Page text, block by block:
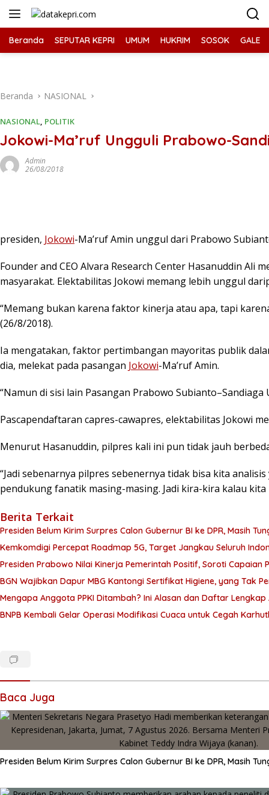
Langsung
Beranda SEPUTAR KEPRI UMUM HUKRIM SOSOK
Beranda NASIONAL
NASIONAL, POLITIK
Jokowi-Ma’ruf Ungguli Prabowo-
Admin
26/08/2018
presiden, Jokowi-Ma’ruf Amin unggul dari Prabowo
Founder and CEO Alvara Research Center Hasanuddin
masyarakat. Elektabilitas Jokowi memang lebih unggul
“Memang bukan karena faktor kinerja atau apa, tapi
(26/8/2018).
Ia mengatakan, faktor pertimbangan mayoritas publik
dia, melekat pada pasangan Jokowi-Ma’ruf Amin.
“Namun di sisi lain Pasangan Prabowo
Pascapendaftaran capres-cawapres, elektabilitas Jokowi
Menurut Hasanuddin, pilpres kali ini pun tidak jauh
“Jadi sebenarnya pilpres sebenernya tidak bisa kita
pendukung fanatik masing-masing. Jadi kira-kira kalau
Berita Terkait
Presiden Belum Kirim Surpres Calon Gubernur BI ke DPR, Masih
Kemkomdigi Percepat Roadmap 5G, Target Jangkau Seluruh
Presiden Prabowo Nilai Kinerja Pemerintah Positif, Soroti
BGN Wajibkan Dapur MBG Kantongi Sertifikat Higiene, yang Tak
Mengapa Anggota PPKI Ditambah? Ini Alasan dan Daftar
BNPB Kembali Gelar Operasi Modifikasi Cuaca untuk Cegah
Baca Juga
Presiden Belum Kirim Surpres Calon Gubernur BI ke DPR, Masih